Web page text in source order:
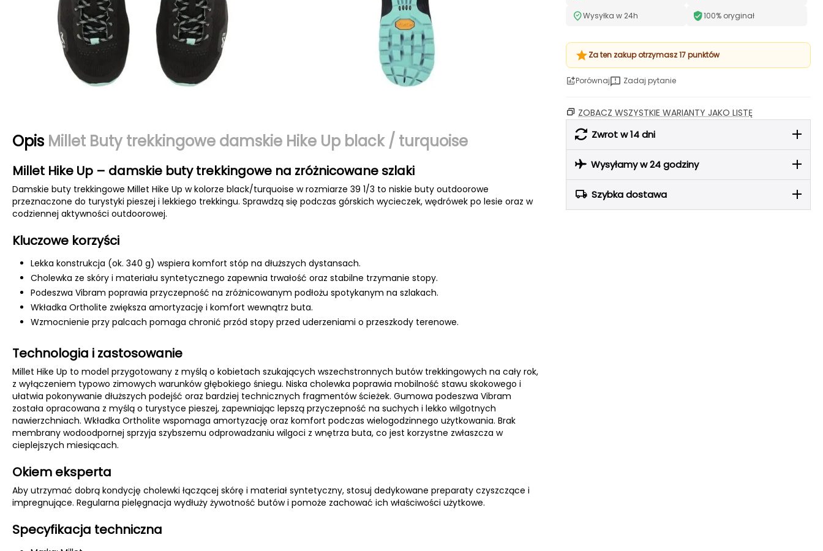
Wysyłka w 24h 100% oryginał
Za ten zakup otrzymasz 17 punktów
Porównaj Zadaj pytanie
ZOBACZ WSZYSTKIE WARIANTY JAKO LISTĘ
Zwrot w 14 dni
Wysyłamy w 24 godziny
Szybka dostawa
Opis Millet Buty trekkingowe damskie Hike Up black / turquoise
Millet Hike Up – damskie buty trekkingowe na zróżnicowane szlaki
Damskie buty trekkingowe Millet Hike Up w kolorze black/turquoise w rozmiarze 39 1/3 to niskie buty outdoorowe
przeznaczone do turystyki pieszej i lekkiego trekkingu. Sprawdzą się podczas górskich wycieczek, wędrówek po lesie oraz w
codziennej aktywności outdoorowej.
Kluczowe korzyści
Lekka konstrukcja (ok. 340 g) wspiera komfort stóp na dłuższych dystansach.
Cholewka ze skóry i materiału syntetycznego zapewnia trwałość oraz stabilne trzymanie stopy.
Podeszwa Vibram poprawia przyczepność na zróżnicowanym podłożu spotykanym na szlakach.
Wkładka Ortholite zwiększa amortyzację i komfort wewnątrz buta.
Wzmocnienie przy palcach pomaga chronić przód stopy przed uderzeniami o przeszkody terenowe.
Technologia i zastosowanie
Millet Hike Up to model przygotowany z myślą o kobietach szukających wszechstronnych butów trekkingowych na cały rok,
z wyłączeniem typowo zimowych warunków głębokiego śniegu. Niska cholewka poprawia mobilność stawu skokowego i
ułatwia pokonywanie dłuższych podejść oraz bardziej technicznych fragmentów ścieżek. Gumowa podeszwa Vibram
została opracowana z myślą o turystyce pieszej, zapewniając lepszą przyczepność na suchych i lekko wilgotnych
nawierzchniach. Wkładka Ortholite wspomaga amortyzację oraz komfort podczas wielogodzinnego użytkowania. Brak
membrany wodoodpornej sprzyja szybszemu odprowadzaniu wilgoci z wnętrza buta, co jest korzystne zwłaszcza w
cieplejszych miesiącach.
Okiem eksperta
Aby utrzymać dobrą kondycję cholewki łączącej skórę i materiał syntetyczny, stosuj dedykowane preparaty czyszczące i
impregnujące. Regularna pielęgnacja wydłuży żywotność butów i pomoże zachować ich właściwości użytkowe.
Specyfikacja techniczna